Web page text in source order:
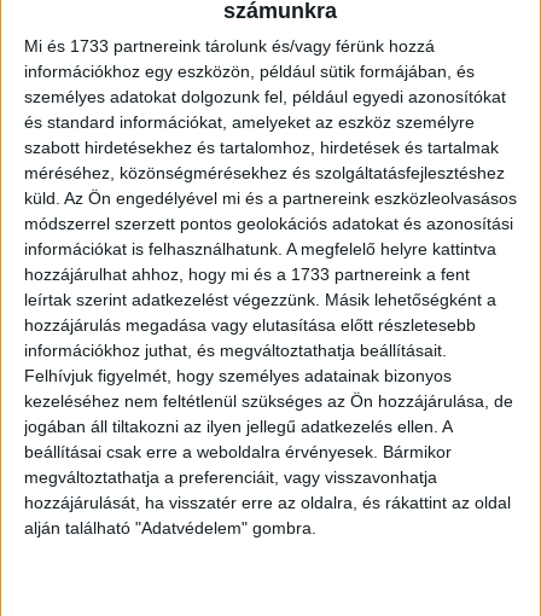
számunkra
Mi és 1733 partnereink tárolunk és/vagy férünk hozzá
információkhoz egy eszközön, például sütik formájában, és
személyes adatokat dolgozunk fel, például egyedi azonosítókat
és standard információkat, amelyeket az eszköz személyre
szabott hirdetésekhez és tartalomhoz, hirdetések és tartalmak
méréséhez, közönségmérésekhez és szolgáltatásfejlesztéshez
küld. Az Ön engedélyével mi és a partnereink eszközleolvasásos
módszerrel szerzett pontos geolokációs adatokat és azonosítási
információkat is felhasználhatunk. A megfelelő helyre kattintva
hozzájárulhat ahhoz, hogy mi és a 1733 partnereink a fent
leírtak szerint adatkezelést végezzünk. Másik lehetőségként a
hozzájárulás megadása vagy elutasítása előtt részletesebb
információkhoz juthat, és megváltoztathatja beállításait.
Felhívjuk figyelmét, hogy személyes adatainak bizonyos
kezeléséhez nem feltétlenül szükséges az Ön hozzájárulása, de
jogában áll tiltakozni az ilyen jellegű adatkezelés ellen. A
beállításai csak erre a weboldalra érvényesek. Bármikor
megváltoztathatja a preferenciáit, vagy visszavonhatja
hozzájárulását, ha visszatér erre az oldalra, és rákattint az oldal
alján található "Adatvédelem" gombra.
budapesti, szegedi és kecskeméti épületek történetei
váltak elérhetővé, mint a Parlament, az Iparművészeti
Múzeum, a Cifrapalota, a Szegedi Dóm, a Liszt Ferenc
Nemzetközi repülőtér, vagy éppen a Puskás Aréna. Az
épületeket archív és kortárs fotók, háttéranyagok, és
kulturális érdekességek hozzák közelebb az olvasóhoz.
Az oldal a jövőben is bővül majd új helyszínekkel és
tartalmakkal, hogy egy folyamatosan épülő építészeti
tudástérré váljon.
„A KÉSZ Csoport számára az építés nem ér véget a
szerkezetek, terek és homlokzatok létrehozásával.
Hiszünk abban, hogy az épületek akkor válnak igazán
élővé, amikor az emberek kapcsolódni tudnak hozzájuk.
Az Épített Történetekkel azt szeretnénk megmutatni, hogy
a városaink nem névtelen falakból állnak, hanem
emlékekből, döntésekből, közösségi élményekből és
emberi történetekből. A platform célja, hogy ezek a